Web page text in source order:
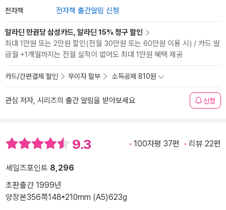
전자책 전자책 출간알림 신청
알라딘 만권당 삼성카드, 알라딘 15% 청구 할인
최대 1만원 또는 2만원 할인(전월 30만원 또는 60만원 이용 시) / 카드 발
급월 +1개월까지는 전월 실적이 없어도 최대 1만원 혜택 제공
카드/간편결제 할인 무이자 할부 소득공제 810원
관심 저자, 시리즈의 출간 알림을 받아보세요 신청
9.3 100자평 37편 리뷰 22편
세일즈포인트 8,296
초판출간 1999년
양장본356쪽148*210mm (A5)623g